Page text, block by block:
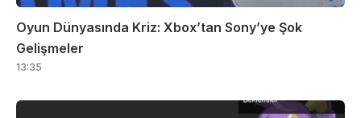
Oyun Dünyasında Kriz: Xbox’tan Sony’ye Şok
Gelişmeler
13:35